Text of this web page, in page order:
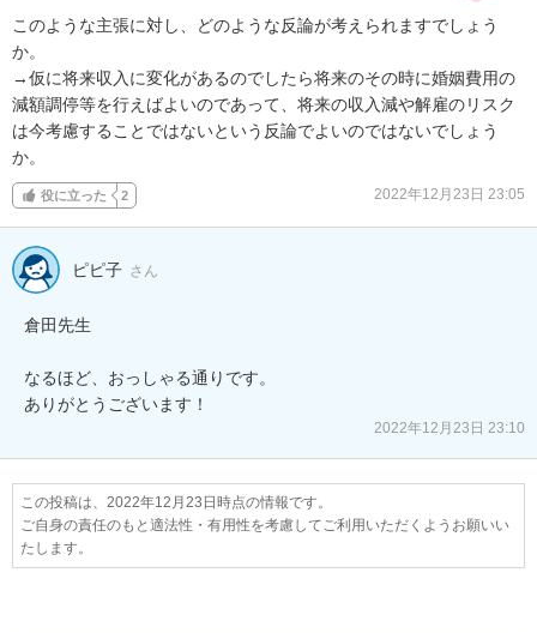
このような主張に対し、どのような反論が考えられますでしょう
か。
→仮に将来収入に変化があるのでしたら将来のその時に婚姻費用の
減額調停等を行えばよいのであって、将来の収入減や解雇のリスク
は今考慮することではないという反論でよいのではないでしょう
か。
役に立った 2 2022年12月23日 23:05
ピピ子 さん
倉田先生
なるほど、おっしゃる通りです。
ありがとうございます！
2022年12月23日 23:10
この投稿は、2022年12月23日時点の情報です。
ご自身の責任のもと適法性・有用性を考慮してご利用いただくようお願いい
たします。